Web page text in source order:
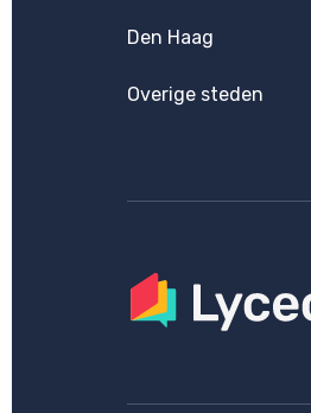
Den Haag
Overige steden